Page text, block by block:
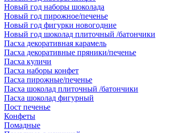
Новый год наборы шоколада
Новый год пирожное/печенье
Новый год фигурки новогодние
Новый год шоколад плиточный /батончики
Пасха декоративная карамель
Пасха декоративные пряники/печенье
Пасха куличи
Пасха наборы конфет
Пасха пирожные/печенье
Пасха шоколад плиточный /батончики
Пасха шоколад фигурный
Пост печенье
Конфеты
Помадные